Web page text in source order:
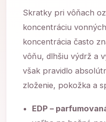
Skratky pri vôňach
koncentráciu
koncentrácia často
vôňu, dlhšiu výdrž a
však pravidlo
zloženie, pokožka a
EDP –